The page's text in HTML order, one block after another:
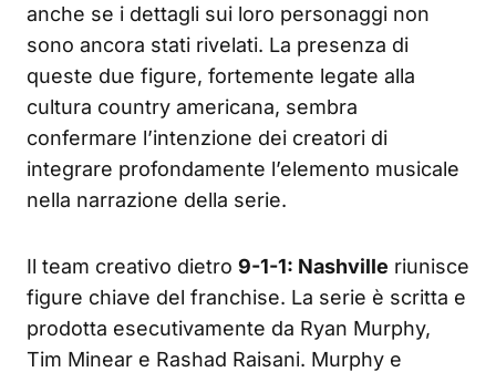
anche se i dettagli sui loro personaggi non
sono ancora stati rivelati. La presenza di
queste due figure, fortemente legate alla
cultura country americana, sembra
confermare l’intenzione dei creatori di
integrare profondamente l’elemento musicale
nella narrazione della serie.
Il team creativo dietro 9-1-1: Nashville riunisce
figure chiave del franchise. La serie è scritta e
prodotta esecutivamente da Ryan Murphy,
Tim Minear e Rashad Raisani. Murphy e